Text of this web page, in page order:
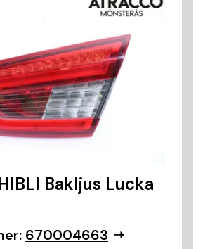
Bakljus Lucka
670004663